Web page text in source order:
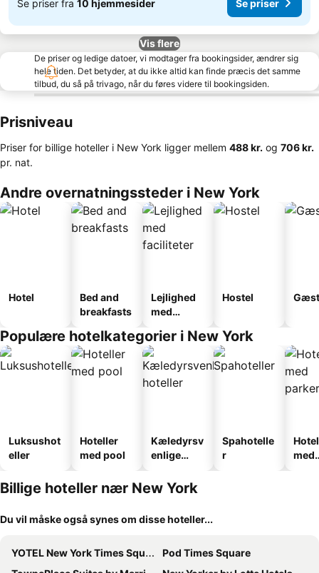
Se priser fra 10 hjemmesider Se priser
Vis flere
De priser og ledige datoer, vi modtager fra bookingsider, ændrer sig
hele tiden. Det betyder, at du ikke altid kan finde præcis det samme
tilbud, du så på trivago, når du føres videre til bookingsiden.
Prisniveau
Priser for billige hoteller i New York ligger mellem ‎488 kr. og ‎706 kr.
pr. nat.
Andre overnatningssteder i New York
Hotel
Bed and
breakfasts
Lejlighed
med
Hostel
Populære hotelkategorier i New York
Luksushot
eller
Hoteller
med pool
Kæledyrsv
enlige
Spahotelle
r
med
Billige hoteller nær New York
Du vil måske også synes om disse hoteller...
YOTEL New York Times Square
Pod Times Square